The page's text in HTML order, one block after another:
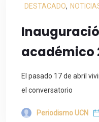
DESTACADO,
académico
El pasado 17 de abril
el conversatorio
Periodismo UCN